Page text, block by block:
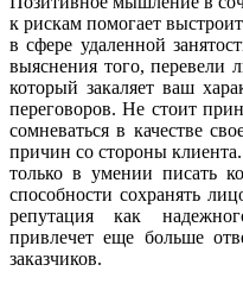
к рискам помогает
в сфере удаленной
выяснения того, перевели
который закаляет ваш
переговоров. Не стоит
сомневаться в качестве
причин со стороны
только в умении писать
способности сохранять
репутация как
привлечет еще больше
заказчиков.